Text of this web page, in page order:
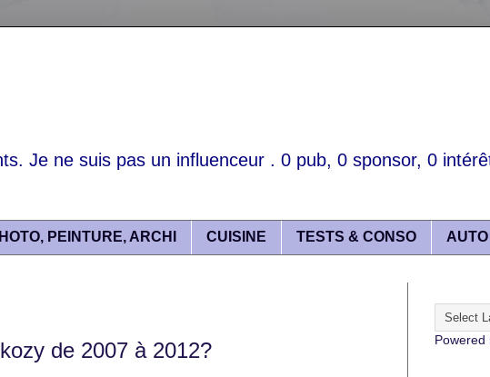
Je ne suis pas un influenceur . 0 pub, 0 sponsor, 0
PEINTURE, ARCHI CUISINE TESTS & CONSO AUTO
de 2007 à 2012? Powered